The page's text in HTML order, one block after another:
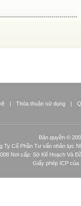
| Thỏa thuận sử dụng |
Bản quyền ©
Ty Cổ Phần Tư vấn nhân lực
Nơi cấp: Sở Kế Hoạch Và
Giấy phép ICP của